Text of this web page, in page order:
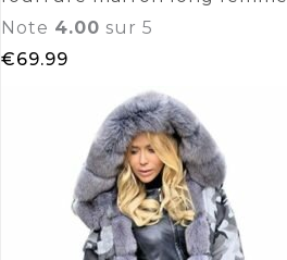
Note 4.00 sur 5
€69.99